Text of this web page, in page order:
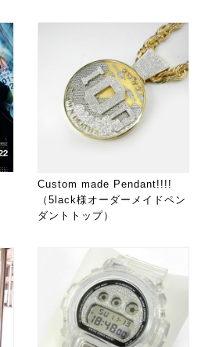
Custom made Pendant!!!!
（5lack様オーダーメイドペン
ダントトップ）